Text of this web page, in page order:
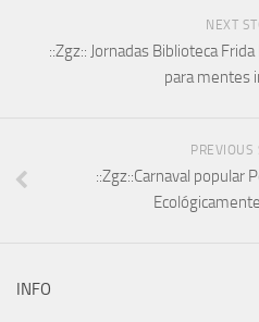
NEXT
::Zgz:: Jornadas Biblioteca
para mentes
PREVIOUS
::Zgz::Carnaval popular
INFO